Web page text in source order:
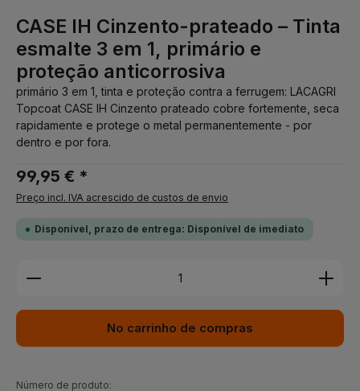
CASE IH Cinzento-prateado – Tinta
esmalte 3 em 1, primário e
proteção anticorrosiva
primário 3 em 1, tinta e proteção contra a ferrugem: LACAGRI
Topcoat CASE IH Cinzento prateado cobre fortemente, seca
rapidamente e protege o metal permanentemente - por
dentro e por fora.
99,95 € *
Preço incl. IVA acrescido de custos de envio
Disponível, prazo de entrega: Disponível de imediato
Quantidade do Produto: Insira a quantidade
No carrinho de compras
Número de produto: